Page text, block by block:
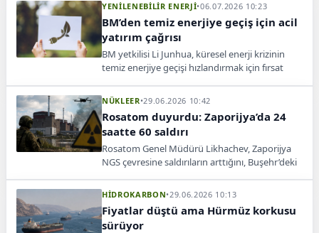
YENİLENEBİLİR ENERJİ•06.07.2026 10:23
BM’den temiz enerjiye geçiş için acil
yatırım çağrısı
BM yetkilisi Li Junhua, küresel enerji krizinin
temiz enerjiye geçişi hızlandırmak için fırsat
erişimi ve yatırım ihtiyacı öne çıktı.
NÜKLEER•29.06.2026 10:42
Rosatom duyurdu: Zaporijya’da 24
saatte 60 saldırı
Rosatom Genel Müdürü Likhachev, Zaporijya
NGS çevresine saldırıların arttığını, Buşehr’deki
dönmeyeceğini söyledi.
HİDROKARBON•29.06.2026 10:13
Fiyatlar düştü ama Hürmüz korkusu
sürüyor